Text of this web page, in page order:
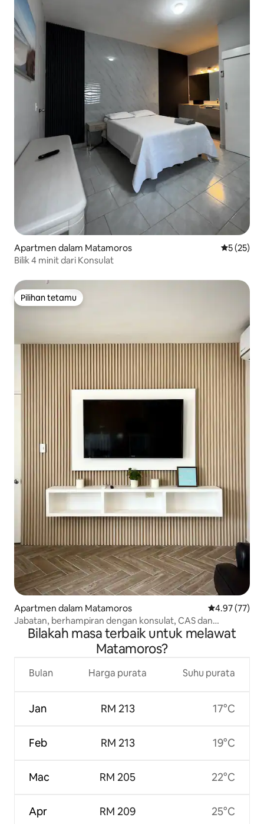
Apartmen dalam Matamoros
5 (25)
Bilik 4 minit dari Konsulat
Pilihan tetamu
Pilihan tetamu
Apartmen dalam Matamoros Penarafan
4.97 (77)
Jabatan, berhampiran dengan konsulat, CAS dan
jambatan.
Bilakah masa terbaik untuk melawat
Matamoros?
Bulan
Jan
Feb
Mac
Apr
Harga purata
RM 213
RM 213
RM 205
RM 209
Suhu purata
17°C
19°C
22°C
25°C